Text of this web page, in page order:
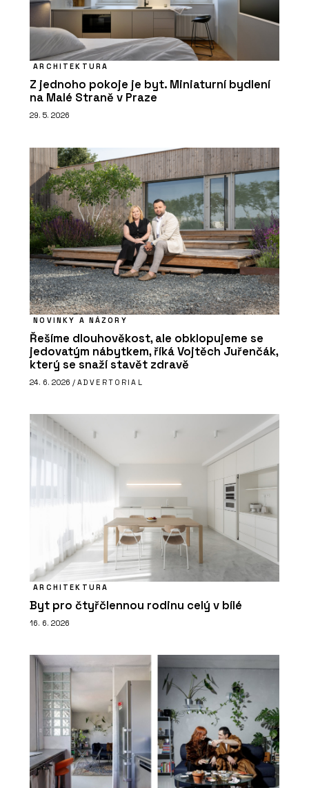
ARCHITEKTURA
Z jednoho pokoje je byt. Miniaturní bydlení
na Malé Straně v Praze
29. 5. 2026
NOVINKY A NÁZORY
Řešíme dlouhověkost, ale obklopujeme se
jedovatým nábytkem, říká Vojtěch Juřenčák,
který se snaží stavět zdravě
24. 6. 2026 / ADVERTORIAL
ARCHITEKTURA
Byt pro čtyřčlennou rodinu celý v bílé
16. 6. 2026